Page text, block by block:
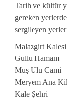
Tarih ve kültür
gereken
sergileyen
Malazgirt Kalesi
Güllü Hamam
Muş Ulu Cami
Meryem Ana
Kale Şehri